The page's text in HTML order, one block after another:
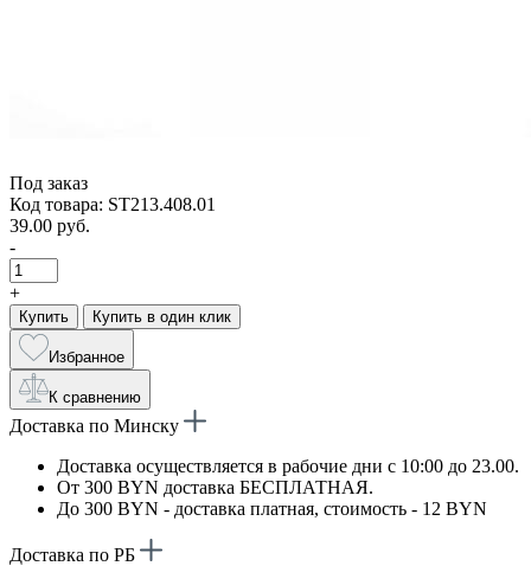
Под заказ
Код товара: ST213.408.01
39.00 руб.
-
+
Купить Купить в один клик
Избранное
К сравнению
Доставка по Минску
Доставка осуществляется в рабочие дни с 10:00 до 23.00.
От 300 BYN доставка БЕСПЛАТНАЯ.
До 300 BYN - доставка платная, стоимость - 12 BYN
Доставка по РБ